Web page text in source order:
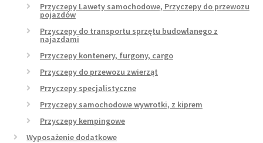
Przyczepy Lawety samochodowe, Przyczepy do przewozu
pojazdów
Przyczepy do transportu sprzętu budowlanego z
najazdami
Przyczepy kontenery, furgony, cargo
Przyczepy do przewozu zwierząt
Przyczepy specjalistyczne
Przyczepy samochodowe wywrotki, z kiprem
Przyczepy kempingowe
Wyposażenie dodatkowe